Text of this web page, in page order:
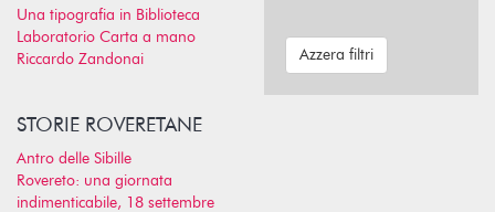
Una tipografia in Biblioteca
Laboratorio Carta a mano
Riccardo Zandonai
STORIE ROVERETANE
Antro delle Sibille
Rovereto: una giornata
indimenticabile, 18 settembre
Azzera filtri